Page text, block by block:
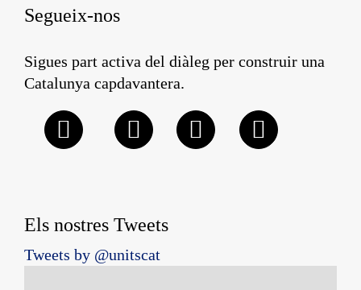
Segueix-nos
Sigues part activa del diàleg per construir una
Catalunya capdavantera.
Els nostres Tweets
Tweets by @unitscat